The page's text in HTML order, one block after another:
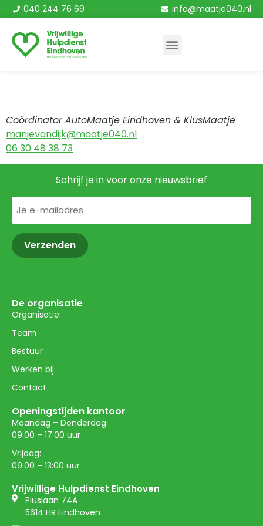
040 244 76 69 info@maatje040.nl
Coördinator AutoMaatje Eindhoven & KlusMaatje
marijevandijk@maatje040.nl
06 30 48 38 73
Schrijf je in voor onze nieuwsbrief
E-
mailadres
De organisatie
Organisatie
Team
Bestuur
Werken bij
Contact
Openingstijden kantoor
Maandag – Donderdag:
09:00 – 17:00 uur
Vrijdag:
09:00 – 13:00 uur
Vrijwillige Hulpdienst Eindhoven
Piuslaan 74A
5614 HR Eindhoven